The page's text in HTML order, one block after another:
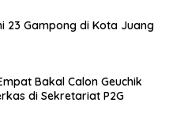
23 Gampong di Kota Juang
Bakal Calon Geuchik
di Sekretariat P2G